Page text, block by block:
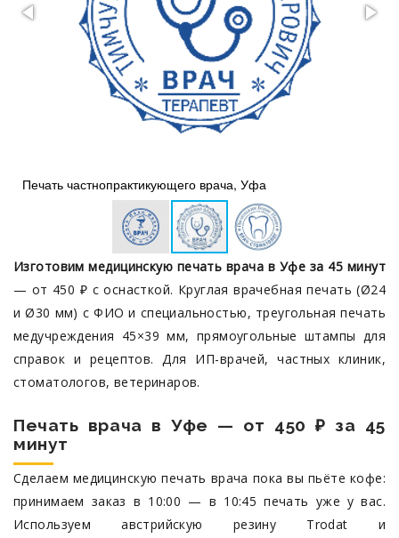
Печать частнопрактикующего врача, Уфа
Изготовим медицинскую печать врача в Уфе за 45 минут
— от 450 ₽ с оснасткой. Круглая врачебная печать (Ø24
и Ø30 мм) с ФИО и специальностью, треугольная печать
медучреждения 45×39 мм, прямоугольные штампы для
справок и рецептов. Для ИП-врачей, частных клиник,
стоматологов, ветеринаров.
Печать врача в Уфе — от 450 ₽ за 45
минут
Сделаем медицинскую печать врача пока вы пьёте кофе:
принимаем заказ в 10:00 — в 10:45 печать уже у вас.
Используем австрийскую резину Trodat и